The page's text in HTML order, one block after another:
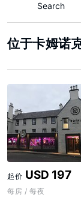
Search
位于卡姆诺
起价 USD 197
每房 / 每夜